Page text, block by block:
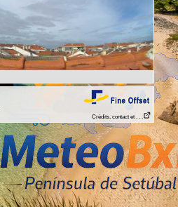
Crédits, contact et . . .